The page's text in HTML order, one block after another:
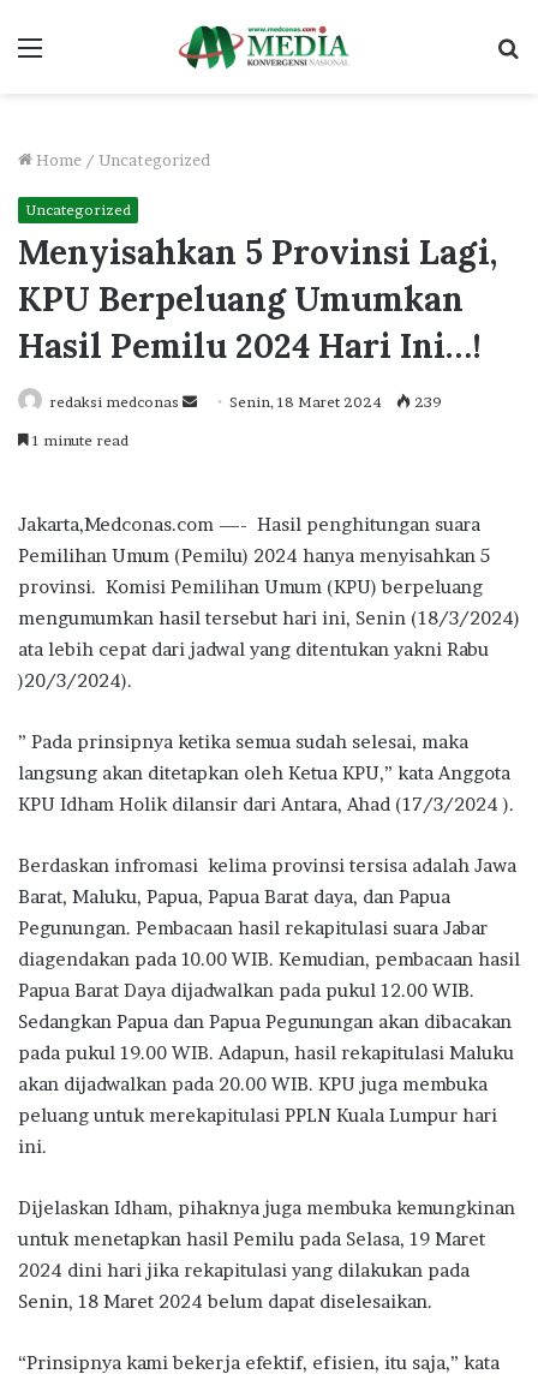
Menu
Home / Uncategorized
Uncategorized
Menyisahkan 5 Provinsi Lagi,
KPU Berpeluang Umumkan
Hasil Pemilu 2024 Hari Ini…!
redaksi medconas
Send Senin, 18 Maret 2024 239
1 minute read
Jakarta,Medconas.com —- Hasil penghitungan suara
Pemilihan Umum (Pemilu) 2024 hanya menyisahkan 5
provinsi. Komisi Pemilihan Umum (KPU) berpeluang
mengumumkan hasil tersebut hari ini, Senin (18/3/2024)
ata lebih cepat dari jadwal yang ditentukan yakni Rabu
)20/3/2024).
” Pada prinsipnya ketika semua sudah selesai, maka
langsung akan ditetapkan oleh Ketua KPU,” kata Anggota
KPU Idham Holik dilansir dari Antara, Ahad (17/3/2024 ).
Berdaskan infromasi kelima provinsi tersisa adalah Jawa
Barat, Maluku, Papua, Papua Barat daya, dan Papua
Pegunungan. Pembacaan hasil rekapitulasi suara Jabar
diagendakan pada 10.00 WIB. Kemudian, pembacaan hasil
Papua Barat Daya dijadwalkan pada pukul 12.00 WIB.
Sedangkan Papua dan Papua Pegunungan akan dibacakan
pada pukul 19.00 WIB. Adapun, hasil rekapitulasi Maluku
akan dijadwalkan pada 20.00 WIB. KPU juga membuka
peluang untuk merekapitulasi PPLN Kuala Lumpur hari
ini.
Dijelaskan Idham, pihaknya juga membuka kemungkinan
untuk menetapkan hasil Pemilu pada Selasa, 19 Maret
2024 dini hari jika rekapitulasi yang dilakukan pada
Senin, 18 Maret 2024 belum dapat diselesaikan.
“Prinsipnya kami bekerja efektif, efisien, itu saja,” kata